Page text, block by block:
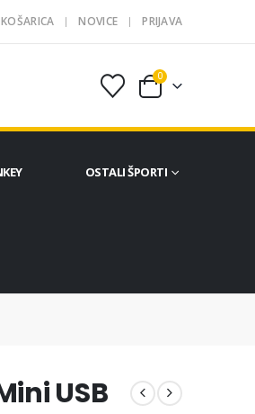
KOŠARICA NOVICE PRIJAVA
0
OSTALI ŠPORTI
USB